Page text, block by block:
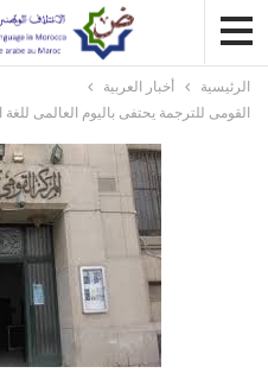
الرئيسية
أخبار العربية
القومى للترجمة يحتفى باليوم العالمى للغة